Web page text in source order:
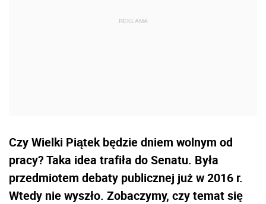
Czy Wielki Piątek będzie dniem wolnym od
pracy? Taka idea trafiła do Senatu. Była
przedmiotem debaty publicznej już w 2016 r.
Wtedy nie wyszło. Zobaczymy, czy temat się